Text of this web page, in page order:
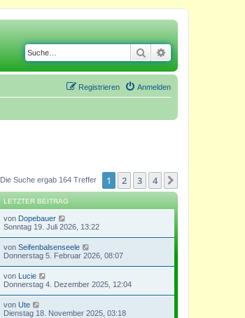
Suche
Anmelden
Registrieren
Die Suche ergab 164 Treffer 1 2 3 4
LETZTER BEITRAG
von Dopebauer
Sonntag 19. Juli 2026, 13:22
von Seifenbalsenseele
Donnerstag 5. Februar 2026, 08:07
von Lucie
Donnerstag 4. Dezember 2025, 12:04
von Ute
Dienstag 18. November 2025, 03:18